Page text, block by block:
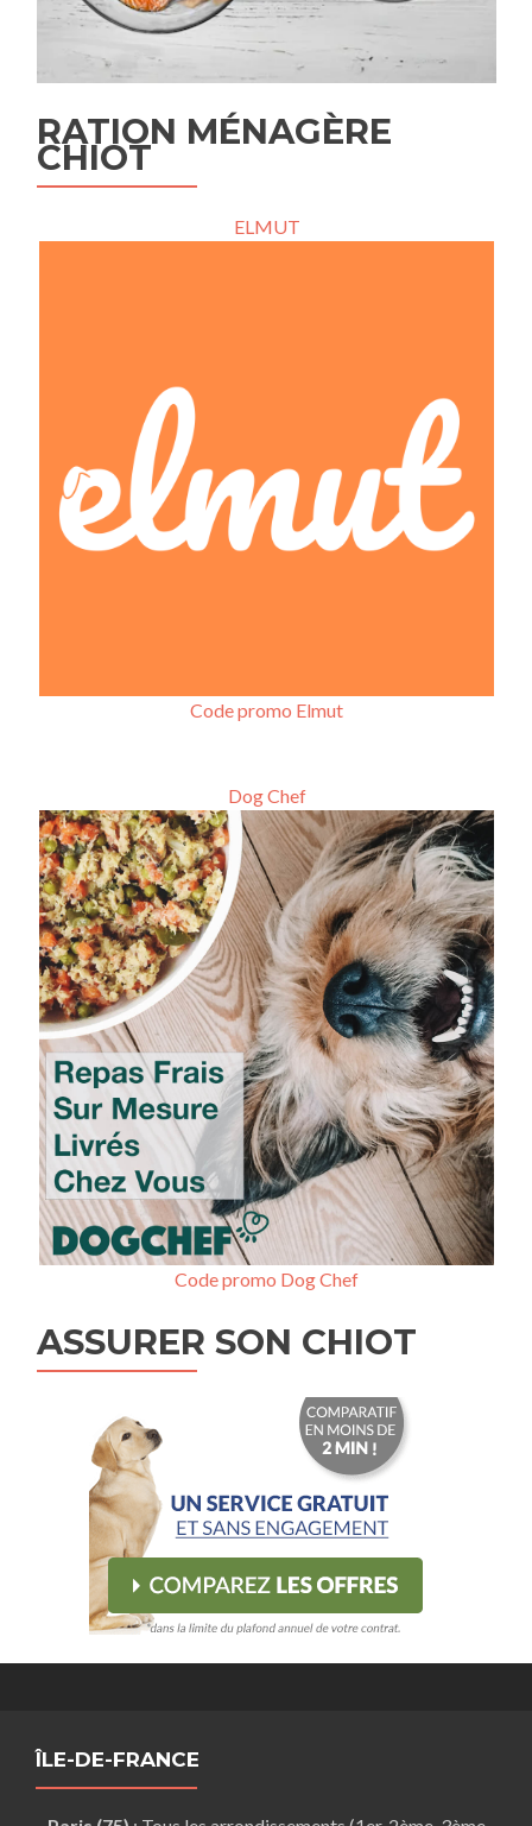
RATION MÉNAGÈRE
CHIOT
ELMUT
Code promo Elmut
Dog Chef
Code promo Dog Chef
ASSURER SON CHIOT
ÎLE-DE-FRANCE